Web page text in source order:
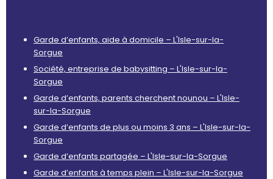
Garde d’enfants, aide à domicile – L'Isle-sur-la-
Sorgue
Société, entreprise de babysitting – L'Isle-sur-la-
Sorgue
Garde d’enfants, parents cherchent nounou – L'Isle-
sur-la-Sorgue
Garde d’enfants de plus ou moins 3 ans – L'Isle-sur-la-
Sorgue
Garde d’enfants partagée – L'Isle-sur-la-Sorgue
Garde d’enfants à temps plein – L'Isle-sur-la-Sorgue